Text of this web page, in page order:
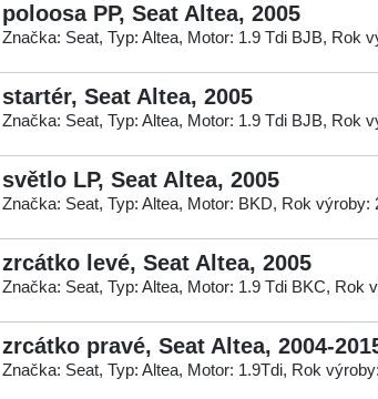
poloosa PP, Seat Altea, 2005
Značka: Seat, Typ: Altea, Motor: 1.9 Tdi BJB, Rok
startér, Seat Altea, 2005
Značka: Seat, Typ: Altea, Motor: 1.9 Tdi BJB, Rok
světlo LP, Seat Altea, 2005
Značka: Seat, Typ: Altea, Motor: BKD, Rok výroby:
zrcátko levé, Seat Altea, 2005
Značka: Seat, Typ: Altea, Motor: 1.9 Tdi BKC, Rok
zrcátko pravé, Seat Altea, 2004-
Značka: Seat, Typ: Altea, Motor: 1.9Tdi, Rok